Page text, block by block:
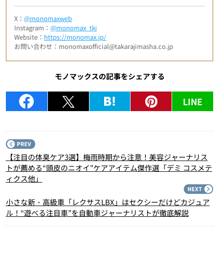
X：@monomaxweb
Instagram：@monomax_tkj
Website： https://monomax.jp/
お問い合わせ：monomaxofficial@takarajimasha.co.jp
モノマックスの記事をシェアする
LINE
【注目の体臭ケア3選】梅雨時期から注意！美容ジャーナリス
トが薦める“頭皮のニオイ”ケアアイテム傑作選「デミ コスメテ
ィクス他」
小さな新・高級車「レクサスLBX」はセクシーだけどカジュア
ル！“遊べる注目車”を自動車ジャーナリストが徹底解説